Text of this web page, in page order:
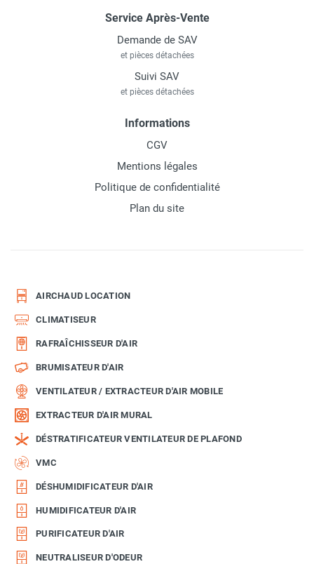
Service Après-Vente
Demande de SAV
et pièces détachées
Suivi SAV
et pièces détachées
Informations
CGV
Mentions légales
Politique de confidentialité
Plan du site
AIRCHAUD LOCATION
CLIMATISEUR
RAFRAÎCHISSEUR D'AIR
BRUMISATEUR D'AIR
VENTILATEUR / EXTRACTEUR D'AIR MOBILE
EXTRACTEUR D'AIR MURAL
DÉSTRATIFICATEUR VENTILATEUR DE PLAFOND
VMC
DÉSHUMIDIFICATEUR D'AIR
HUMIDIFICATEUR D'AIR
PURIFICATEUR D'AIR
NEUTRALISEUR D'ODEUR